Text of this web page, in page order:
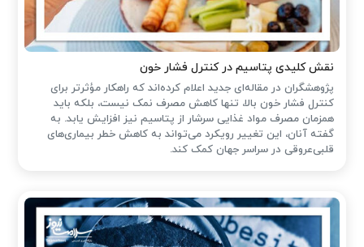
نقش کلیدی پتاسیم در کنترل فشار خون
پژوهشگران در مقاله‌ای جدید اعلام کرده‌اند که راهکار مؤثرتر برای
کنترل فشار خون بالا، تنها کاهش مصرف نمک نیست، بلکه باید
همزمان مصرف مواد غذایی سرشار از پتاسیم نیز افزایش یابد. به
گفته آنان، این تغییر رویکرد می‌تواند به کاهش خطر بیماری‌های
قلبی‌عروقی در سراسر جهان کمک کند.